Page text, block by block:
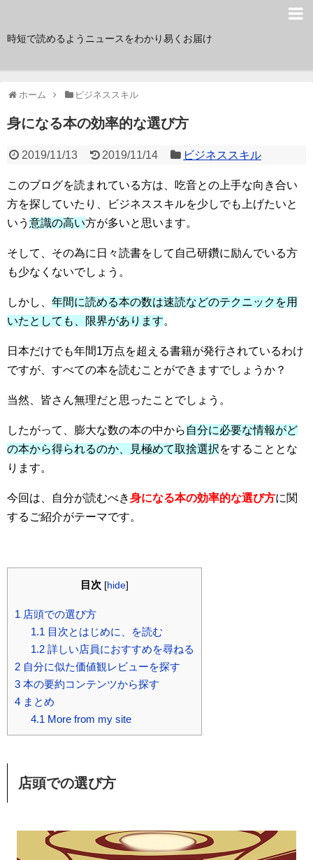
時短で読めるようニュースをわかり易くお届け
ホーム ビジネススキル
身になる本の効率的な選び方
2019/11/13 2019/11/14 ビジネススキル
このブログを読まれている方は、吃音との上手な向き合い
方を探していたり、ビジネススキルを少しでも上げたいと
いう 意識の高い方が多いと思います。
そして、その為に日々読書をして自己研鑽に励んでいる方
も少なくないでしょう。
しかし、 年間に読める本の数は速読などのテクニックを用
いたとしても、限界があります。
日本だけでも年間1万点を超える書籍が発行されているわけ
ですが、すべての本を読むことができますでしょうか？
当然、皆さん無理だと思ったことでしょう。
したがって、膨大な数の本の中から 自分に必要な情報がど
の本から得られるのか、見極めて取捨選択をすることとな
ります。
今回は、自分が読むべき身になる本の効率的な選び方に関
するご紹介がテーマです。
目次 [hide]
1 店頭での選び方
1.1 目次とはじめに、を読む
1.2詳しい店員におすすめを尋ねる
2 自分に似た価値観レビューを探す
3 本の要約コンテンツから探す
4 まとめ
4.1 More from my site
店頭での選び方